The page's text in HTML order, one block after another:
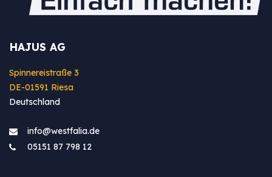
HAJUS AG
Spinnereistraße 3
DE-01591 Riesa
Deutschland
info@westfa​lia.de
05151 87 798 12